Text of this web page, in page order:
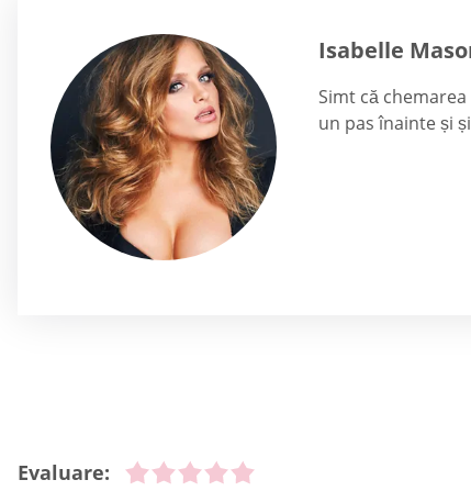
Isabelle
Simt că
un pas înainte și
Evaluare: